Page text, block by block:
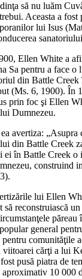
să nu luăm
Aceasta a
lui Isus
Ellen White a
Sa pentru a face o
din Battle Creek
(Ms. 6, 1900). În
prin foc şi Ellen
Dumnezeu.
avertiza: „Asupra
din Battle Creek
ei în Battle Creek o
construind
lui Ellen
reconstruiască
păreau
general
comunităţile
viitoarei cărţi a lui
pusă piatra de
10 000